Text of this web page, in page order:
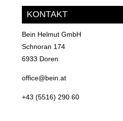
KONTAKT
Bein Helmut GmbH
Schnoran 174
6933 Doren
office@bein.at
+43 (5516) 290 60